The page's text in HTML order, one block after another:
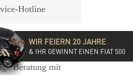
Hotline
die
für exzellente
Beratung mit
WIR FEIERN 20 JAHRE
& IHR GEWINNT EINEN FIAT 500